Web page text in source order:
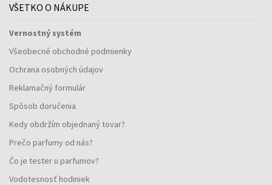
VŠETKO O NÁKUPE
Vernostný systém
Všeobecné obchodné podmienky
Ochrana osobných údajov
Reklamačný formulár
Spôsob doručenia
Kedy obdržím objednaný tovar?
Prečo parfumy od nás?
Čo je tester u parfumov?
Vodotesnosť hodiniek